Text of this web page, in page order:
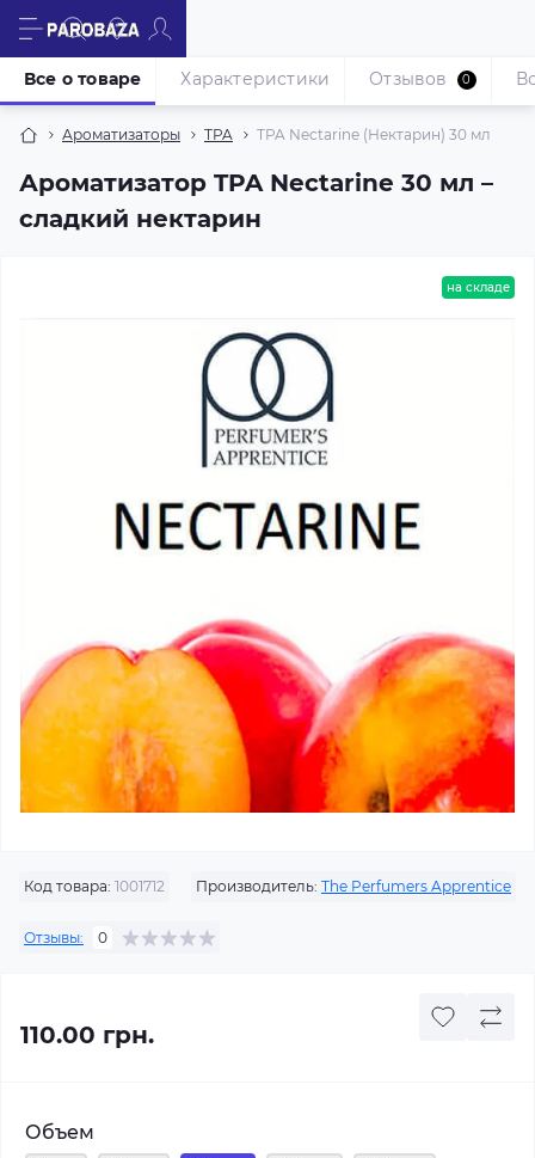
Ароматизаторы TPA TPA Nectarine (Нектарин) 30 мл
Ароматизатор TPA Nectarine 30 мл –
сладкий нектарин
Все о товаре Характеристики Отзывов 0
на складе
Код товара: 1001712 Производитель: The Perfumers Apprentice
Отзывы: 0
110.00 грн.
Объем